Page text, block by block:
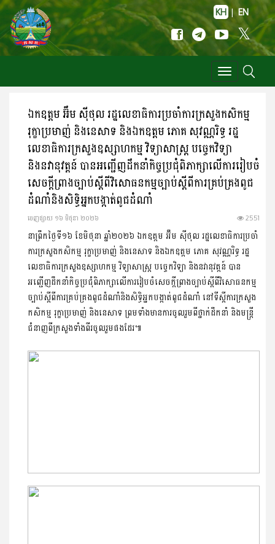
KH | EN
Toggle
navigation
ឯកឧត្តម អ៊ឹម ស៊ីថុល រដ្ឋលេខាធិការប្រចាំការក្រសួងកសិកម្ម
រុក្ខាប្រមាញ់ និងនេសាទ និងឯកឧត្តម ភោគ សុវណ្ណរិទ្ធ រដ្ឋ
លេខាធិការក្រសួងឧស្សាហកម្ម វិទ្យាសាស្ត្រ បច្ចេកវិទ្យា
និងនវានុវត្តន៍ បានអញ្ជេីញដឹកនាំកិច្ចប្រជុំពិភាក្សាលើការរៀបចំ
សេចក្ដីព្រាងច្បាប់ស្ដីពីវិសោធនកម្មច្បាប់ស្ដីពីការគ្រប់គ្រងពូជ
ដំណាំនិងសិទ្ធិអ្នកបង្កាត់ពូជដំណាំ
ចេញ​ផ្សាយ​ ១៦ មិថុនា ២០២៦ 2551
នាព្រឹកថ្ងៃទី១៦ ខែមិថុនា ឆ្នាំ២០២៦ ឯកឧត្តម អ៊ឹម ស៊ីថុល រដ្ឋលេខាធិការប្រចាំ
ការក្រសួងកសិកម្ម រុក្ខាប្រមាញ់ និងនេសាទ និងឯកឧត្តម ភោគ សុវណ្ណរិទ្ធ រដ្ឋ
លេខាធិការក្រសួងឧស្សាហកម្ម វិទ្យាសាស្ត្រ បច្ចេកវិទ្យា និងនវានុវត្តន៍ បាន
អញ្ជេីញដឹកនាំកិច្ចប្រជុំពិភាក្សាលើការរៀបចំសេចក្ដីព្រាងច្បាប់ស្ដីពីវិសោធនកម្ម
ច្បាប់ស្ដីពីការគ្រប់គ្រងពូជដំណាំនិងសិទ្ធិអ្នកបង្កាត់ពូជដំណាំ​ នៅទីស្តីការក្រសួង
កសិកម្ម​ រុក្ខាប្រមាញ់​ និងនេសាទ​ ព្រមទាំងមានការចូលរួមពីថ្នាក់ដឹកនាំ និងមន្ត្រី
ជំនាញពីក្រសួងទាំងពីរចូលរួមផងដែរ៕